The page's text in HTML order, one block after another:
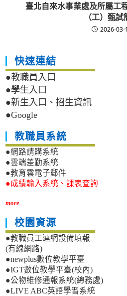
臺北自來水事業處及所屬工
（工）甄
2026-03-
快速連結
●教職員入口
●學生入口
●新生入口、招生資訊
●Google
教職員系統
●網路請購系統
●雲端差勤系統
●教育雲電子郵件
●成績輸入系統、課表查詢
more
校園資源
●教職員工連網設備填報
(有線網路)
●newplus數位教學平臺
●IGT數位教學平臺(校內)
●公物維修通報系統(總務處)
●LIVE ABC英語學習系統